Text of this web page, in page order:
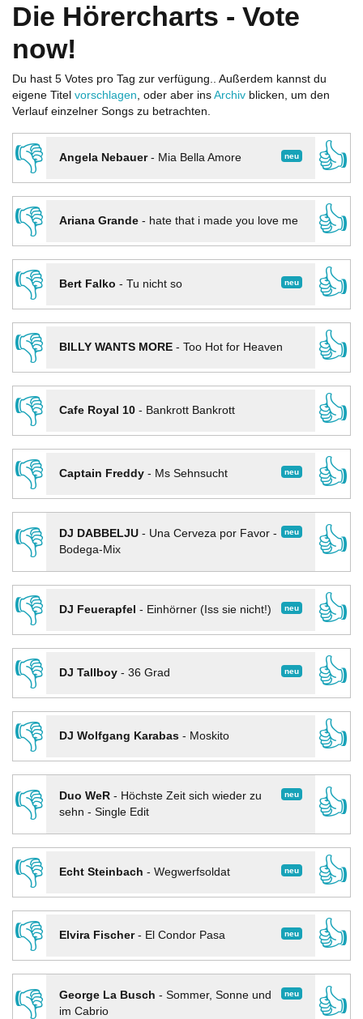
Die Hörercharts - Vote
now!
Du hast 5 Votes pro Tag zur verfügung.. Außerdem kannst du
eigene Titel vorschlagen, oder aber ins Archiv blicken, um den
Verlauf einzelner Songs zu betrachten.
👎 neu
Angela Nebauer- Mia Bella Amore
👍
👎
Ariana Grande- hate that i made you love me
👍
👎
neu
Bert Falko - Tu nicht so
👍
👎
BILLY WANTS MORE- Too Hot for Heaven
👍
👎
Cafe Royal 10- Bankrott Bankrott
👍
👎
neu
Captain Freddy- Ms Sehnsucht
👍
👎
neu
DJ DABBELJU- Una Cerveza por Favor -
Bodega-Mix
👍
👎
neu
DJ Feuerapfel - Einhörner (Iss sie nicht!)
👍
👎
neu
DJ Tallboy- 36 Grad
👍
👎
DJ Wolfgang Karabas- Moskito
👍
👎
neu
Duo WeR- Höchste Zeit sich wieder zu
sehn - Single Edit
👍
👎
neu
Echt Steinbach - Wegwerfsoldat
👍
👎
neu
Elvira Fischer- El Condor Pasa
👍
👎
neu
George La Busch - Sommer, Sonne und
im Cabrio
👍